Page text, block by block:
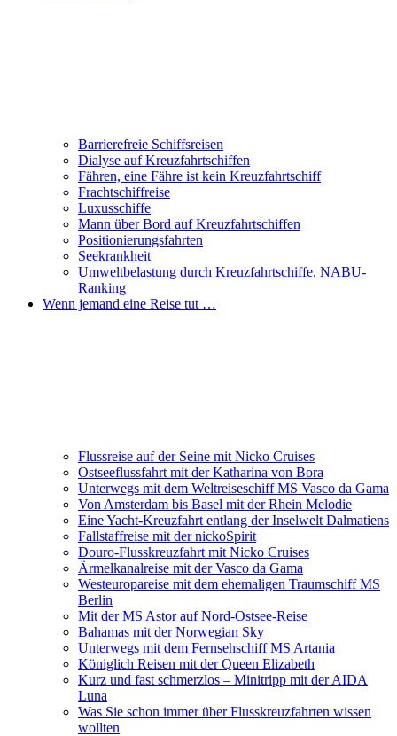
Barrierefreie Schiffsreisen
Dialyse auf Kreuzfahrtschiffen
Fähren, eine Fähre ist kein Kreuzfahrtschiff
Frachtschiffreise
Luxusschiffe
Mann über Bord auf Kreuzfahrtschiffen
Positionierungsfahrten
Seekrankheit
Umweltbelastung durch Kreuzfahrtschiffe, NABU-
Ranking
Wenn jemand eine Reise tut …
Flussreise auf der Seine mit Nicko Cruises
Ostseeflussfahrt mit der Katharina von Bora
Unterwegs mit dem Weltreiseschiff MS Vasco da Gama
Von Amsterdam bis Basel mit der Rhein Melodie
Eine Yacht-Kreuzfahrt entlang der Inselwelt Dalmatiens
Fallstaffreise mit der nickoSpirit
Douro-Flusskreuzfahrt mit Nicko Cruises
Ärmelkanalreise mit der Vasco da Gama
Westeuropareise mit dem ehemaligen Traumschiff MS
Berlin
Mit der MS Astor auf Nord-Ostsee-Reise
Bahamas mit der Norwegian Sky
Unterwegs mit dem Fernsehschiff MS Artania
Königlich Reisen mit der Queen Elizabeth
Kurz und fast schmerzlos – Minitripp mit der AIDA
Luna
Was Sie schon immer über Flusskreuzfahrten wissen
wollten